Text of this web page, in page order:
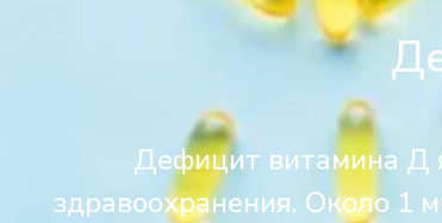
Дефицит витамина Д
здравоохранения. Около 1